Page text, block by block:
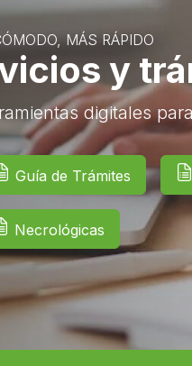
MÁS RÁPIDO
y
digitales
Guía de Trámites
Necrológicas